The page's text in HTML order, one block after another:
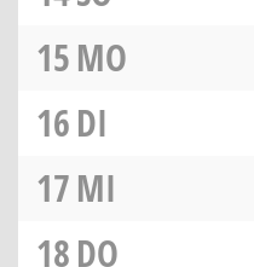
15MO
16DI
17MI
18DO